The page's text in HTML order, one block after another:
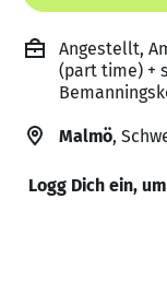
Angestellt,
(part time) +
Malmö,
Logg Dich ein,